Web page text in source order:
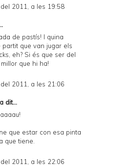
2011, a les 19:58
de pastís! I quina
partit que van jugar els
eh? Si és que ser del
que hi ha!
2011, a les 21:06
dit...
que estar con esa pinta
que tiene.
2011, a les 22:06